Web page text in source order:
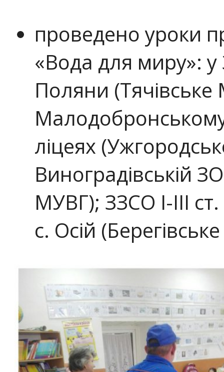
проведено уроки
«Вода для миру»:
Поляни
ліцеях
Виноградівській
МУВГ); ЗЗСО І-ІІІ
с. Осій